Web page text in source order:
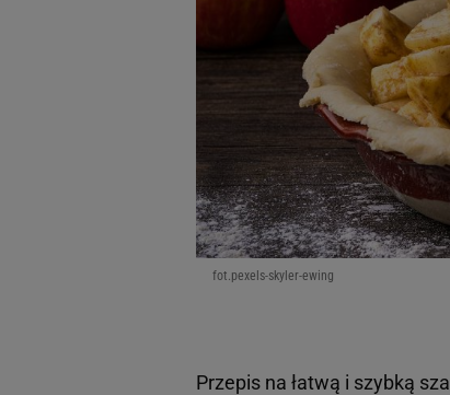
fot.pexels-skyler-ewing
Przepis na łatwą i szybką